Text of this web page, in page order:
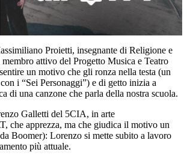
Proietti, insegnante di Religione e
membro attivo del Progetto Musica e Teatro
un motivo che gli ronza nella testa (un
i “Sei Personaggi”) e di getto inizia a
di una canzone che parla della nostra scuola.
Galletti del 5CIA, in arte
che apprezza, ma che giudica il motivo un
Boomer): Lorenzo si mette subito a lavoro
più attuale.